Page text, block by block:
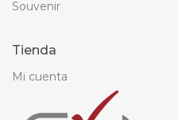
Souvenir
Tienda
Mi cuenta